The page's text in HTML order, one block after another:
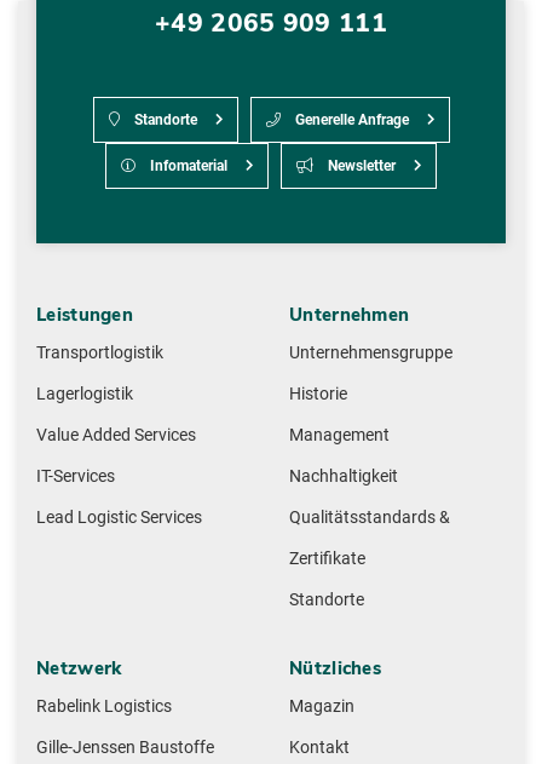
+49 2065 909 111
Standorte Generelle Anfrage
Infomaterial Newsletter
Leistungen
Transportlogistik
Lagerlogistik
Value Added Services
IT-Services
Lead Logistic Services
Unternehmen
Unternehmensgruppe
Historie
Management
Nachhaltigkeit
Qualitätsstandards &
Zertifikate
Standorte
Netzwerk
Rabelink Logistics
Gille-Jenssen Baustoffe
Nützliches
Magazin
Kontakt